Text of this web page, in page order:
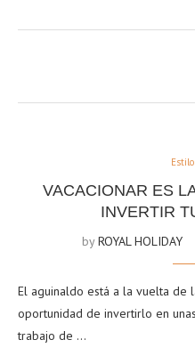
VACACIONAR ES
INVERTIR
byROYAL HOLIDAY
El aguinaldo está a la vuelta de
oportunidad de invertirlo en
trabajo de …